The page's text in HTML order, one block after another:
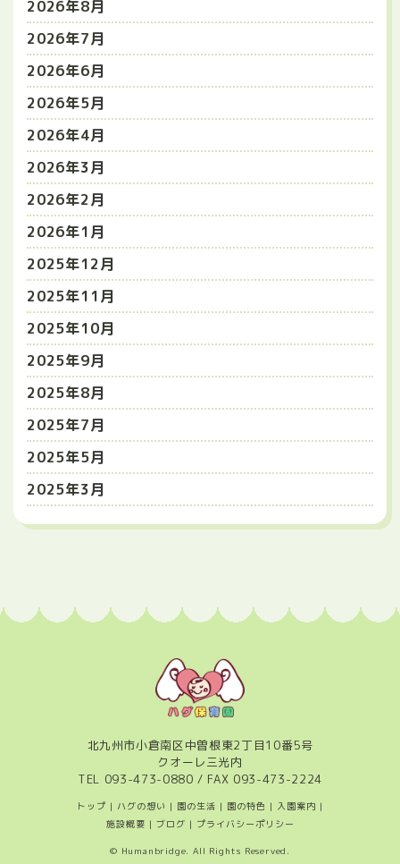
2026年8月
2026年7月
2026年6月
2026年5月
2026年4月
2026年3月
2026年2月
2026年1月
2025年12月
2025年11月
2025年10月
2025年9月
2025年8月
2025年7月
2025年5月
2025年3月
北九州市小倉南区中曽根東2丁目10番5号
クオーレ三光内
TEL 093-473-0880 / FAX 093-473-2224
トップ | ハグの想い | 園の生活 | 園の特色 | 入園案内 |
施設概要 | ブログ | プライバシーポリシー
© Humanbridge. All Rights Reserved.